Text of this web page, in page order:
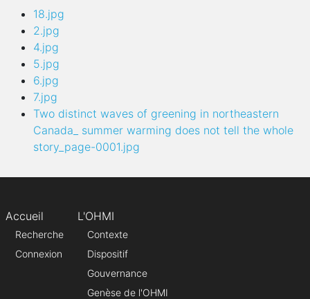
18.jpg
2.jpg
4.jpg
5.jpg
6.jpg
7.jpg
Two distinct waves of greening in northeastern
Canada_ summer warming does not tell the whole
story_page-0001.jpg
Accueil
Recherche
Connexion
L'OHMI
Contexte
Dispositif
Gouvernance
Genèse de l'OHMI